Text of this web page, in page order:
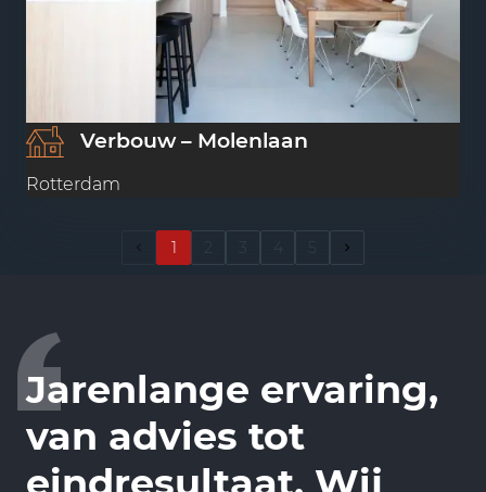
Verbouw – Molenlaan
Rotterdam
1
Jarenlange ervaring,
van advies tot